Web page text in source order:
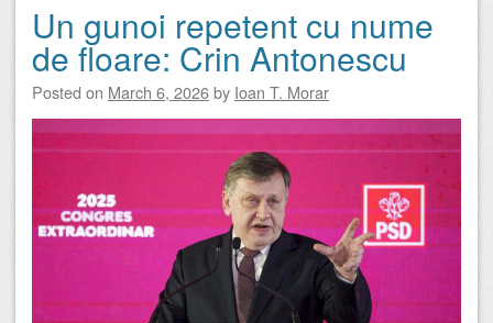
Un gunoi repetent cu nume
de floare: Crin Antonescu
Posted on March 6, 2026by Ioan T. Morar